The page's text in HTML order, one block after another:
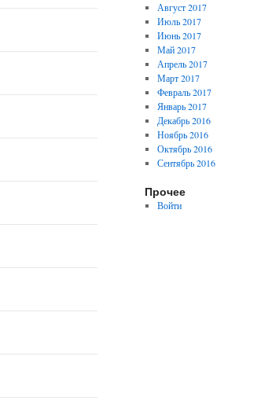
Август 2017
Июль 2017
Июнь 2017
Май 2017
Апрель 2017
Март 2017
Февраль 2017
Январь 2017
Декабрь 2016
Ноябрь 2016
Октябрь 2016
Сентябрь 2016
Прочее
Войти